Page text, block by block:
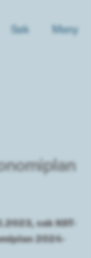
Søk Meny
sak KST-
2024-